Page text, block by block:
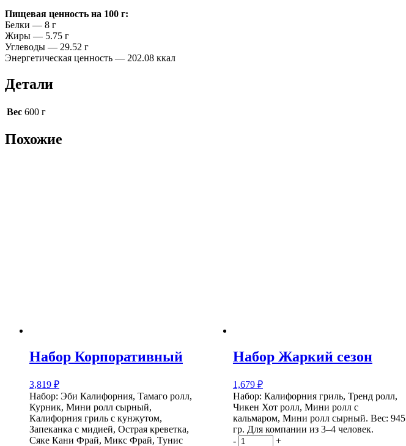
Пищевая ценность на 100 г:
Белки — 8 г
Жиры — 5.75 г
Углеводы — 29.52 г
Энергетическая ценность — 202.08 ккал
Детали
Вес 600 г
Похожие
Набор Корпоративный
3,819 ₽
Набор: Эби Калифорния, Тамаго ролл,
Курник, Мини ролл сырный,
Калифорния гриль с кунжутом,
Запеканка с мидией, Острая креветка,
Сяке Кани Фрай, Микс Фрай, Тунис
Набор Жаркий сезон
1,679 ₽
Набор: Калифорния гриль, Тренд ролл,
Чикен Хот ролл, Мини ролл с
кальмаром, Мини ролл сырный. Вес: 945
гр. Для компании из 3–4 человек.
-
+